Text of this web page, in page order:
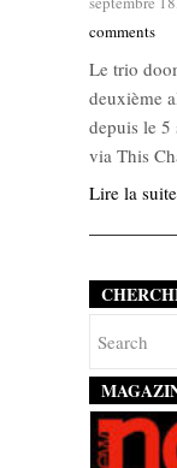
comments
Le trio
deuxième
depuis le 5
via This
Lire la